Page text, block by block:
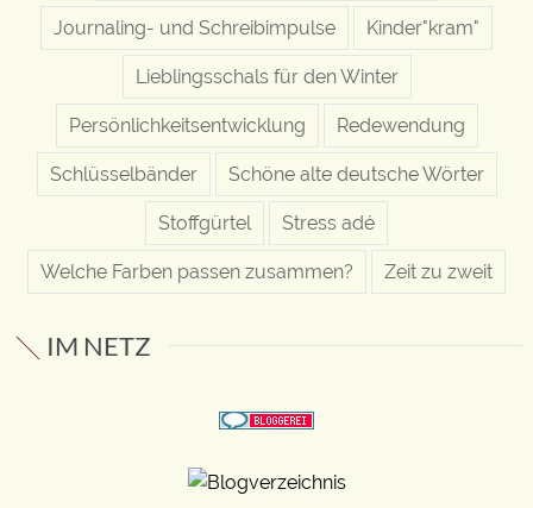
Journaling- und Schreibimpulse Kinder"kram"
Lieblingsschals für den Winter
Persönlichkeitsentwicklung Redewendung
Schlüsselbänder Schöne alte deutsche Wörter
Stoffgürtel Stress adé
Welche Farben passen zusammen? Zeit zu zweit
IM NETZ